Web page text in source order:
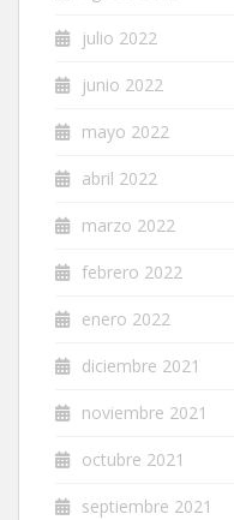
julio 2022
junio 2022
mayo 2022
abril 2022
marzo 2022
febrero 2022
enero 2022
diciembre 2021
noviembre 2021
octubre 2021
septiembre 2021